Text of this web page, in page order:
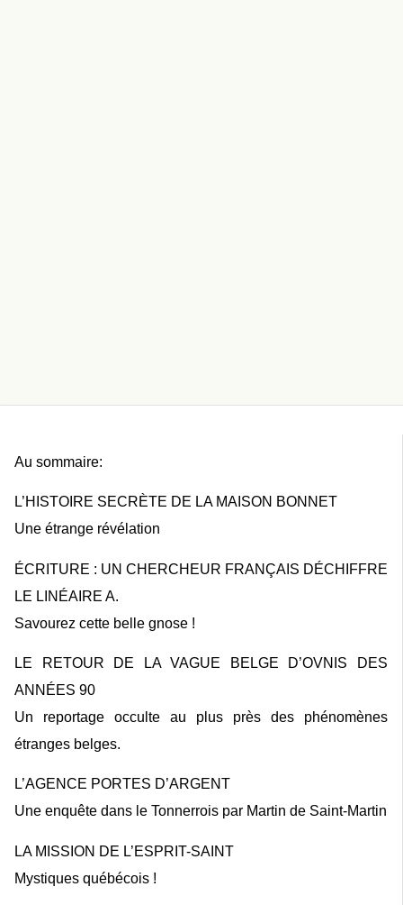
Au sommaire:
L’HISTOIRE SECRÈTE DE LA MAISON BONNET
Une étrange révélation
ÉCRITURE : UN CHERCHEUR FRANÇAIS DÉCHIFFRE
LE LINÉAIRE A.
Savourez cette belle gnose !
LE RETOUR DE LA VAGUE BELGE D’OVNIS DES
ANNÉES 90
Un reportage occulte au plus près des phénomènes
étranges belges.
L’AGENCE PORTES D’ARGENT
Une enquête dans le Tonnerrois par Martin de Saint-Martin
LA MISSION DE L’ESPRIT-SAINT
Mystiques québécois !